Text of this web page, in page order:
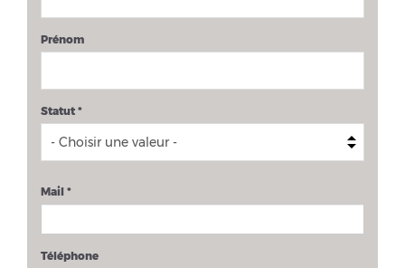
Prénom
Statut *
Mail *
Téléphone